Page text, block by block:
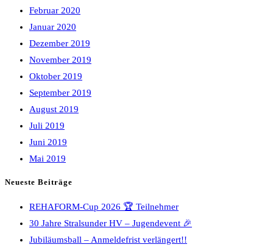
Februar 2020
Januar 2020
Dezember 2019
November 2019
Oktober 2019
September 2019
August 2019
Juli 2019
Juni 2019
Mai 2019
Neueste Beiträge
REHAFORM-Cup 2026 🏆 Teilnehmer
30 Jahre Stralsunder HV – Jugendevent 🎉
Jubiläumsball – Anmeldefrist verlängert!!